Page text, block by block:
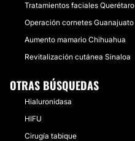
Tratamientos faciales Querétaro
Operación cornetes Guanajuato
Aumento mamario Chihuahua
Revitalización cutánea Sinaloa
OTRAS BÚSQUEDAS
Hialuronidasa
HIFU
Cirugía tabique